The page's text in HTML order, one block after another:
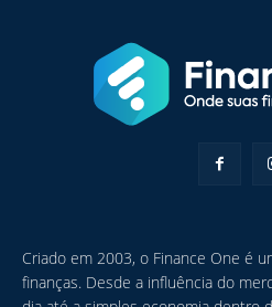
Criado em 2003, o Finance One é
finanças. Desde a influência do